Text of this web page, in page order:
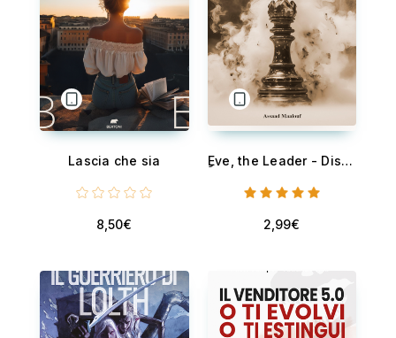
Lascia che sia
8,50€
ِِEve, the Leader - Discover the Power Within: A Journey of Self-discovery and Empowerment
2,99€